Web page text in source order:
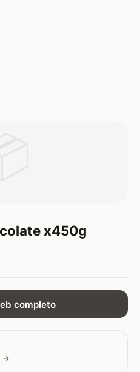
x450g
completo
→